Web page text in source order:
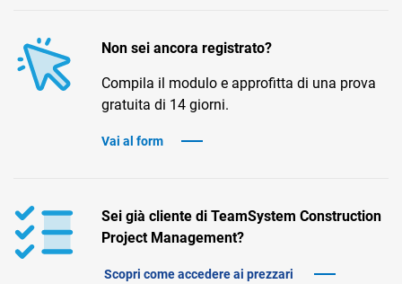
Trust Services
TeamSystem Corporate
TeamSystem Store
Non sei ancora registrato?
Compila il modulo e approfitta di una prova
gratuita di 14 giorni.
Vai al form
Sei già cliente di TeamSystem Construction
Project Management?
Scopri come accedere ai prezzari